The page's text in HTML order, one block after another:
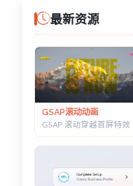
最新资源
GSAP滚动动画